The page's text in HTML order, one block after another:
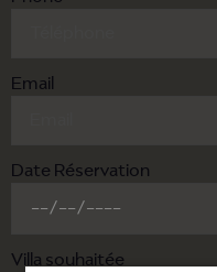
Email
Date Réservation
Villa souhaitée